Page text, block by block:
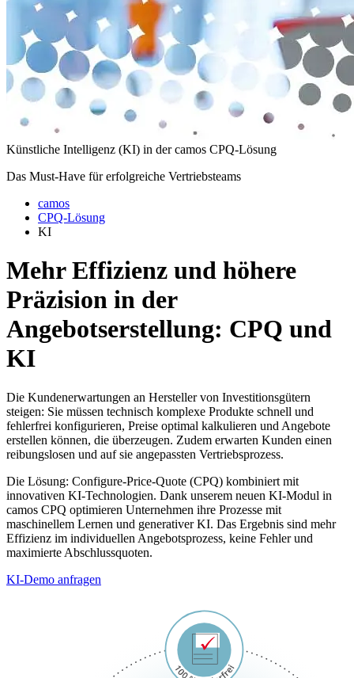
Künstliche Intelligenz (KI) in der camos CPQ-Lösung
Das Must-Have für erfolgreiche Vertriebsteams
camos
CPQ-Lösung
KI
Mehr Effizienz und höhere
Präzision in der
Angebotserstellung: CPQ und
KI
Die Kundenerwartungen an Hersteller von Investitionsgütern
steigen: Sie müssen technisch komplexe Produkte schnell und
fehlerfrei konfigurieren, Preise optimal kalkulieren und Angebote
erstellen können, die überzeugen. Zudem erwarten Kunden einen
reibungslosen und auf sie angepassten Vertriebsprozess.
Die Lösung: Configure-Price-Quote (CPQ) kombiniert mit
innovativen KI-Technologien. Dank unserem neuen KI-Modul in
camos CPQ optimieren Unternehmen ihre Prozesse mit
maschinellem Lernen und generativer KI. Das Ergebnis sind mehr
Effizienz im individuellen Angebotsprozess, keine Fehler und
maximierte Abschlussquoten.
KI-Demo anfragen